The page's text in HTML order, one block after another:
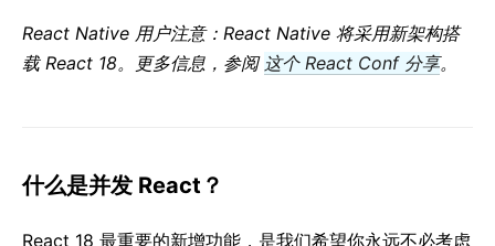
React Native 用户注意：React Native 将采用新架构搭
载 React 18。更多信息，参阅 这个 React Conf 分享。
什么是并发 React？
React 18 最重要的新增功能，是我们希望你永远不必考虑